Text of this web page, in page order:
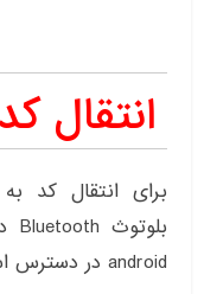
انتقال
برای انتقال کد
android در دسترس است.